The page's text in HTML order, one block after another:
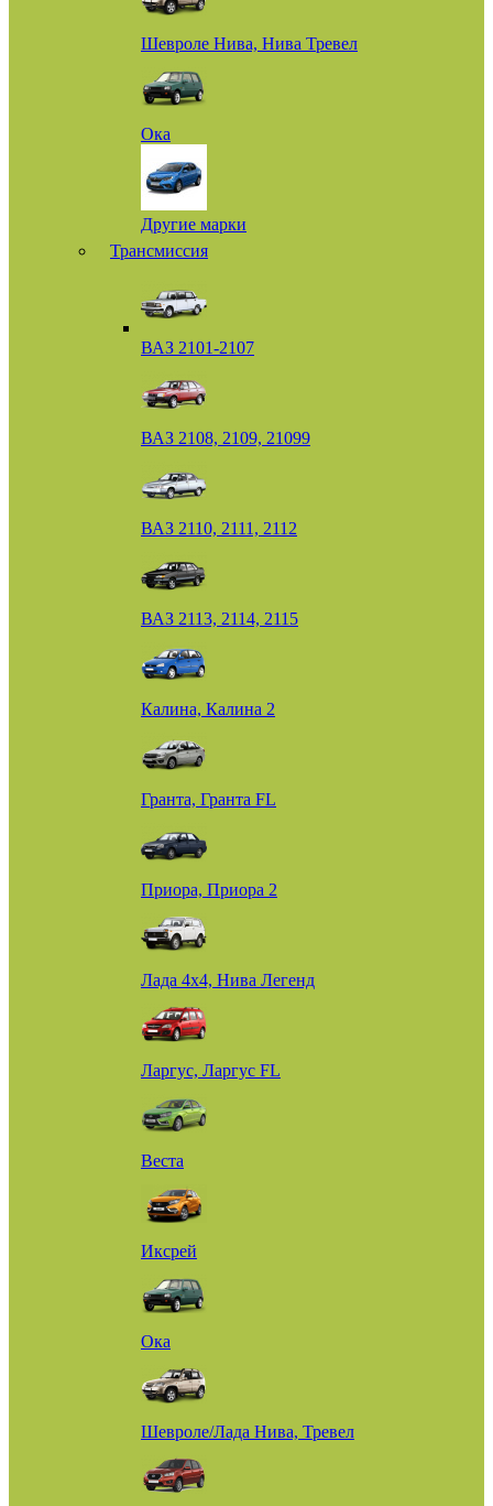
Шевроле Нива, Нива Тревел
Ока
Другие марки
Трансмиссия
ВАЗ 2101-2107
ВАЗ 2108, 2109, 21099
ВАЗ 2110, 2111, 2112
ВАЗ 2113, 2114, 2115
Калина, Калина 2
Гранта, Гранта FL
Приора, Приора 2
Лада 4х4, Нива Легенд
Ларгус, Ларгус FL
Веста
Иксрей
Ока
Шевроле/Лада Нива, Тревел